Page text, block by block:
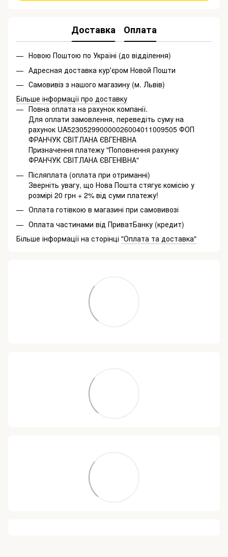
Доставка Оплата
Новою Поштою по Україні (до відділення)
Адресная доставка курʼєром Новой Пошти
Самовивіз з нашого магазину (м. Львів)
Більше інформації про доставку
Повна оплата на рахунок компанії.
Для оплати замовлення, переведіть суму на
рахунок UA523052990000026004011009505 ФОП
ФРАНЧУК СВІТЛАНА ЄВГЕНІВНА
Призначення платежу "Поповнення рахунку
ФРАНЧУК СВІТЛАНА ЄВГЕНІВНА"
Післяплата (оплата при отриманні)
Зверніть увагу, що Нова Пошта стягує комісію у
розмірі 20 грн + 2% від суми платежу!
Оплата готівкою в магазині при самовивозі
Оплата частинами від ПриватБанку (кредит)
Більше інформації на сторінці "Оплата та доставка"